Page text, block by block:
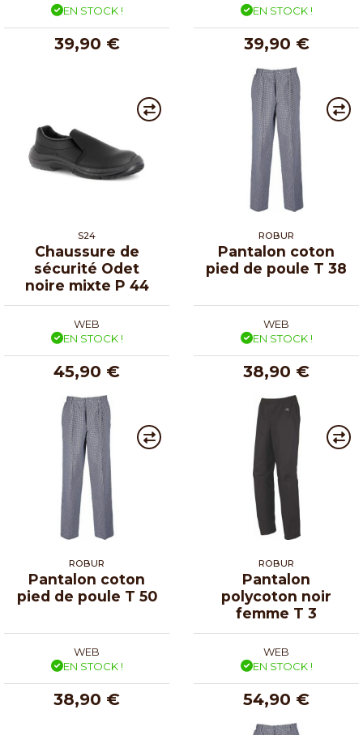
EN STOCK !
39,90 €
EN STOCK !
39,90 €
S24
Chaussure de
sécurité Odet
noire mixte P 44
WEB
EN STOCK !
45,90 €
ROBUR
Pantalon coton
pied de poule T 38
WEB
EN STOCK !
38,90 €
ROBUR
Pantalon coton
pied de poule T 50
WEB
EN STOCK !
38,90 €
ROBUR
Pantalon
polycoton noir
femme T 3
WEB
EN STOCK !
54,90 €